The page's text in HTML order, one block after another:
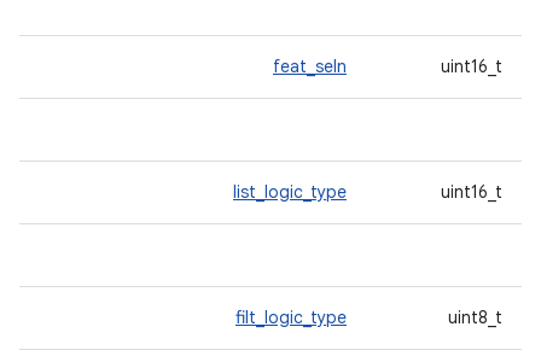
uint16_t
feat_seln
uint16_t
list_logic_type
uint8_t
filt_logic_type